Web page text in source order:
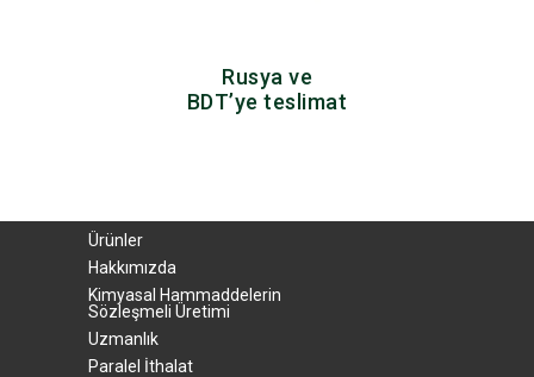
Rusya ve
BDT’ye teslimat
Ürünler
Hakkımızda
Kimyasal Hammaddelerin
Sözleşmeli Üretimi
Uzmanlık
Paralel İthalat